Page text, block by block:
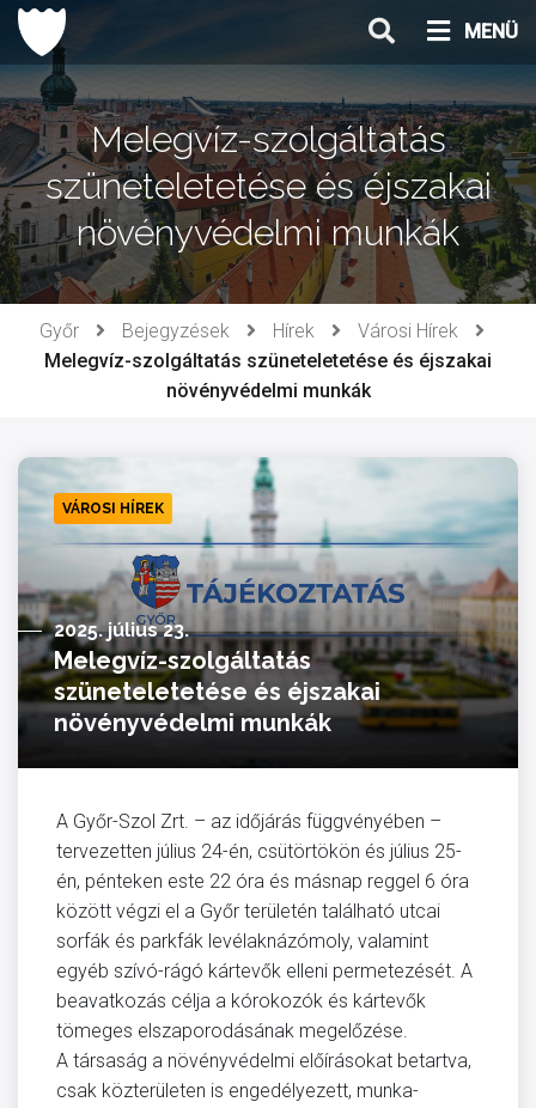
Ugrás
tartalomhoz
MENÜ
Melegvíz-szolgáltatás
szüneteletetése és éjszakai
növényvédelmi munkák
Győr Bejegyzések Hírek
Városi Hírek
Melegvíz-szolgáltatás szüneteletetése és éjszakai
növényvédelmi munkák
VÁROSI HÍREK
2025. július 23.
Melegvíz-szolgáltatás
szüneteletetése és éjszakai
növényvédelmi munkák
A Győr-Szol Zrt. – az időjárás függvényében –
tervezetten július 24-én, csütörtökön és július 25-
én, pénteken este 22 óra és másnap reggel 6 óra
között végzi el a Győr területén található utcai
sorfák és parkfák levélaknázómoly, valamint
egyéb szívó-rágó kártevők elleni permetezését. A
beavatkozás célja a kórokozók és kártevők
tömeges elszaporodásának megelőzése.
A társaság a növényvédelmi előírásokat betartva,
csak közterületen is engedélyezett, munka-